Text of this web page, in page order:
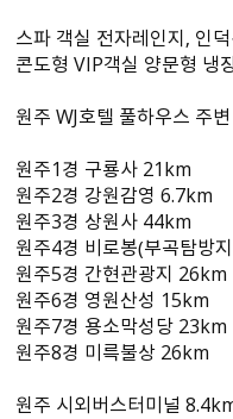
스파 객실 전자레인지, 인
콘도형 VIP객실 양문형 냉
원주 WJ호텔 풀하우스 주
원주1경 구룡사 21km
원주2경 강원감영 6.7km
원주3경 상원사 44km
원주4경 비로봉（부곡탐방
원주5경 간현관광지 26km
원주6경 영원산성 15km
원주7경 용소막성당 23km
원주8경 미륵불상 26km
원주 시외버스터미널